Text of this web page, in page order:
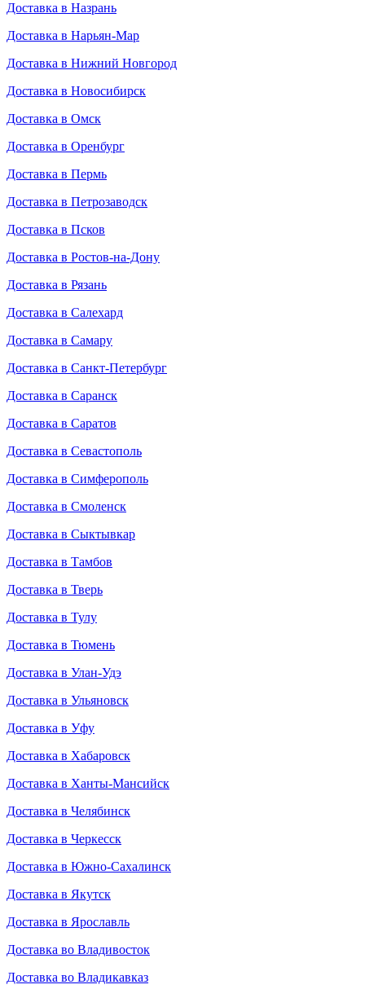
Доставка в Назрань
Доставка в Нарьян-Мар
Доставка в Нижний Новгород
Доставка в Новосибирск
Доставка в Омск
Доставка в Оренбург
Доставка в Пермь
Доставка в Петрозаводск
Доставка в Псков
Доставка в Ростов-на-Дону
Доставка в Рязань
Доставка в Салехард
Доставка в Самару
Доставка в Санкт-Петербург
Доставка в Саранск
Доставка в Саратов
Доставка в Севастополь
Доставка в Симферополь
Доставка в Смоленск
Доставка в Сыктывкар
Доставка в Тамбов
Доставка в Тверь
Доставка в Тулу
Доставка в Тюмень
Доставка в Улан-Удэ
Доставка в Ульяновск
Доставка в Уфу
Доставка в Хабаровск
Доставка в Ханты-Мансийск
Доставка в Челябинск
Доставка в Черкесск
Доставка в Южно-Сахалинск
Доставка в Якутск
Доставка в Ярославль
Доставка во Владивосток
Доставка во Владикавказ